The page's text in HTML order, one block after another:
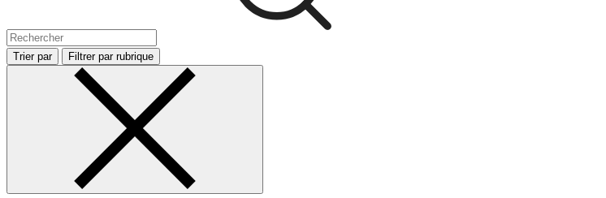
Trier par Filtrer par rubrique